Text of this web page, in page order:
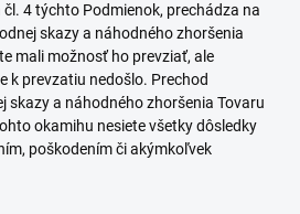
4 týchto Podmienok, prechádza na
skazy a náhodného zhoršenia
mali možnosť ho prevziať, ale
k prevzatiu nedošlo. Prechod
skazy a náhodného zhoršenia Tovaru
okamihu nesiete všetky dôsledky
poškodením či akýmkoľvek